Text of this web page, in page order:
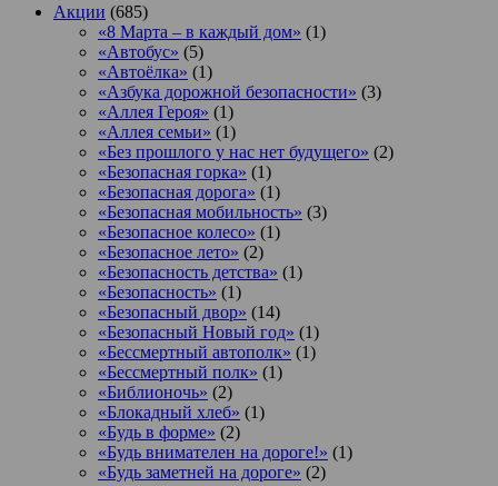
Акции (685)
«8 Марта – в каждый дом» (1)
«Автобус» (5)
«Автоёлка» (1)
«Азбука дорожной безопасности» (3)
«Аллея Героя» (1)
«Аллея семьи» (1)
«Без прошлого у нас нет будущего» (2)
«Безопасная горка» (1)
«Безопасная дорога» (1)
«Безопасная мобильность» (3)
«Безопасное колесо» (1)
«Безопасное лето» (2)
«Безопасность детства» (1)
«Безопасность» (1)
«Безопасный двор» (14)
«Безопасный Новый год» (1)
«Бессмертный автополк» (1)
«Бессмертный полк» (1)
«Библионочь» (2)
«Блокадный хлеб» (1)
«Будь в форме» (2)
«Будь внимателен на дороге!» (1)
«Будь заметней на дороге» (2)